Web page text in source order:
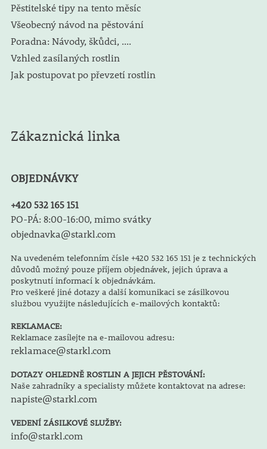
Pěstitelské tipy na tento měsíc
Všeobecný návod na pěstování
Poradna: Návody, škůdci, ....
Vzhled zasílaných rostlin
Jak postupovat po převzetí rostlin
Zákaznická linka
OBJEDNÁVKY
+420 532 165 151
PO-PÁ: 8:00-16:00, mimo svátky
objednavka@starkl.com
Na uvedeném telefonním čísle +420 532 165 151 je z technických
důvodů možný pouze příjem objednávek, jejich úprava a
poskytnutí informací k objednávkám.
Pro veškeré jiné dotazy a další komunikaci se zásilkovou
službou využijte následujících e-mailových kontaktů:
REKLAMACE:
Reklamace zasílejte na e-mailovou adresu:
reklamace@starkl.com
DOTAZY OHLEDNĚ ROSTLIN A JEJICH PĚSTOVÁNÍ:
Naše zahradníky a specialisty můžete kontaktovat na adrese:
napiste@starkl.com
VEDENÍ ZÁSILKOVÉ SLUŽBY:
info@starkl.com